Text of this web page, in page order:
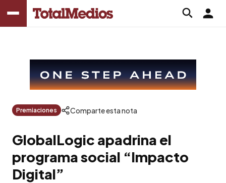
Premiaciones Comparte esta nota
GlobalLogic apadrina el
programa social “Impacto
Digital”